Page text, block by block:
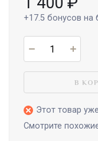
+17.5 бонусов на
В
Этот товар
Смотрите